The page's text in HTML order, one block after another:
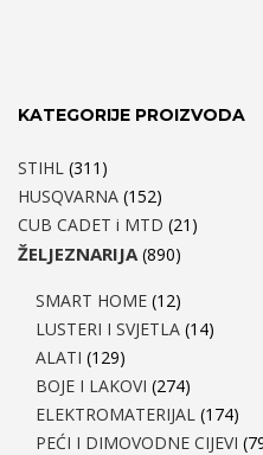
KATEGORIJE PROIZVODA
STIHL (311)
HUSQVARNA (152)
CUB CADET i MTD (21)
ŽELJEZNARIJA (890)
SMART HOME (12)
LUSTERI I SVJETLA (14)
ALATI (129)
BOJE I LAKOVI (274)
ELEKTROMATERIJAL (174)
PEĆI I DIMOVODNE CIJEVI